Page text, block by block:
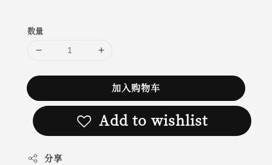
数量
加入购物车
Add to wishlist
分享